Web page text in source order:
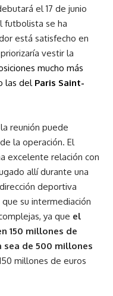
el 17 de junio
futbolista se ha
está satisfecho en
vestir la
mucho más
las del Paris Saint-
reunión puede
la operación. El
excelente relación con
allí durante una
deportiva
que su intermediación
ya que el
150 millones de
sea de 500 millones
millones de euros